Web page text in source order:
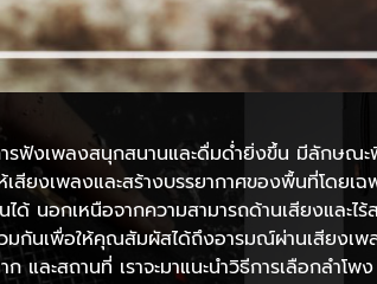
รฟังเพลงสนุกสนานและดื่มด่ำยิ่งขึ้น มีลักษณ
เพลงและสร้างบรรยากาศของพื้นที่โดยเฉพ
นอกเหนือจากความสามารถด้านเสียงและ
กันเพื่อให้คุณสัมผัสได้ถึงอารมณ์ผ่านเสียงเพ
ก และสถานที่ เราจะมาแนะนำวิธีการเลือกล